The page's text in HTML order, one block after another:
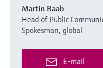
Martin Raab
Head of Public
Spokesman, global
E-mail